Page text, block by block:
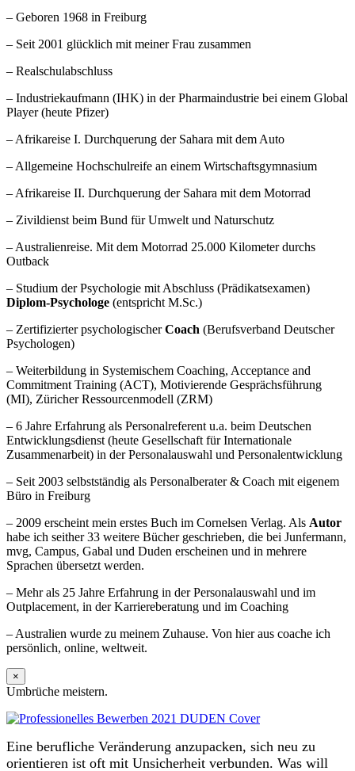
– Geboren 1968 in Freiburg
– Seit 2001 glücklich mit meiner Frau zusammen
– Realschulabschluss
– Industriekaufmann (IHK) in der Pharmaindustrie bei einem Global
Player (heute Pfizer)
– Afrikareise I. Durchquerung der Sahara mit dem Auto
– Allgemeine Hochschulreife an einem Wirtschaftsgymnasium
– Afrikareise II. Durchquerung der Sahara mit dem Motorrad
– Zivildienst beim Bund für Umwelt und Naturschutz
– Australienreise. Mit dem Motorrad 25.000 Kilometer durchs
Outback
– Studium der Psychologie mit Abschluss (Prädikatsexamen)
Diplom-Psychologe (entspricht M.Sc.)
– Zertifizierter psychologischerCoach (Berufsverband Deutscher
Psychologen)
– Weiterbildung in Systemischem Coaching, Acceptance and
Commitment Training (ACT), Motivierende Gesprächsführung
(MI), Züricher Ressourcenmodell (ZRM)
– 6 Jahre Erfahrung als Personalreferent u.a. beim Deutschen
Entwicklungsdienst (heute Gesellschaft für Internationale
Zusammenarbeit) in der Personalauswahl und Personalentwicklung
– Seit 2003 selbstständig als Personalberater & Coach mit eigenem
Büro in Freiburg
– 2009 erscheint mein erstes Buch im Cornelsen Verlag. Als Autor
habe ich seither 33 weitere Bücher geschrieben, die bei Junfermann,
mvg, Campus, Gabal und Duden erscheinen und in mehrere
Sprachen übersetzt werden.
– Mehr als 25 Jahre Erfahrung in der Personalauswahl und im
Outplacement, in der Karriereberatung und im Coaching
– Australien wurde zu meinem Zuhause. Von hier aus coache ich
persönlich, online, weltweit.
×
Umbrüche meistern.
Eine berufliche Veränderung anzupacken, sich neu zu
orientieren ist oft mit Unsicherheit verbunden. Was will